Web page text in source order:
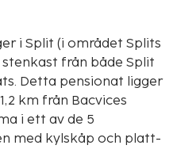
i Split (i området Splits
från både Split
km från Bacvices
i ett av de 5
med kylskåp och platt-